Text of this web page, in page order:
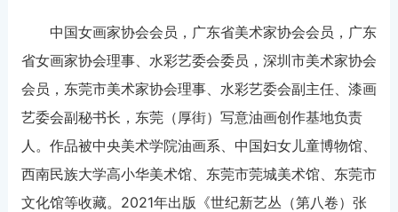
中国女画家协会会员，广东省美术家协会会员，广东
省女画家协会理事、水彩艺委会委员，深圳市美术家协会
会员，东莞市美术家协会理事、水彩艺委会副主任、漆画
艺委会副秘书长，东莞（厚街）写意油画创作基地负责
人。作品被中央美术学院油画系、中国妇女儿童博物馆、
西南民族大学高小华美术馆、东莞市莞城美术馆、东莞市
文化馆等收藏。2021年出版《世纪新艺丛（第八卷）张